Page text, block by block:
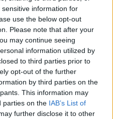
information for
use the below opt-out
Please note that after your
may continue seeing
information utilized by
to third parties prior to
opt-out of the further
by third parties on the
This information may
parties on the IAB’s List of
further disclose it to other
17:15)
14:00)
(2/9, 14:00)
ακόμα